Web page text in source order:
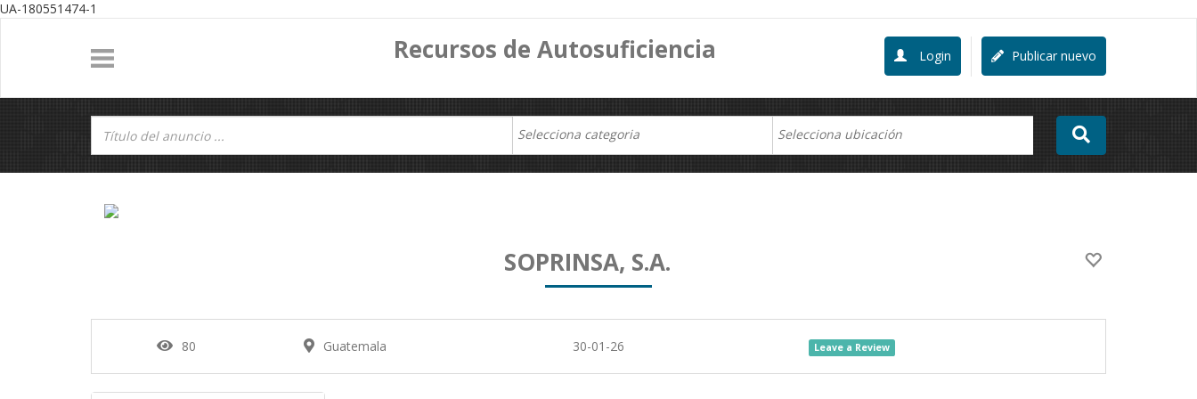
UA-180551474-1
Recursos de Autosuficiencia Publicar nuevo
Login
SOPRINSA, S.A.
80 Guatemala 30-01-26 Leave a Review